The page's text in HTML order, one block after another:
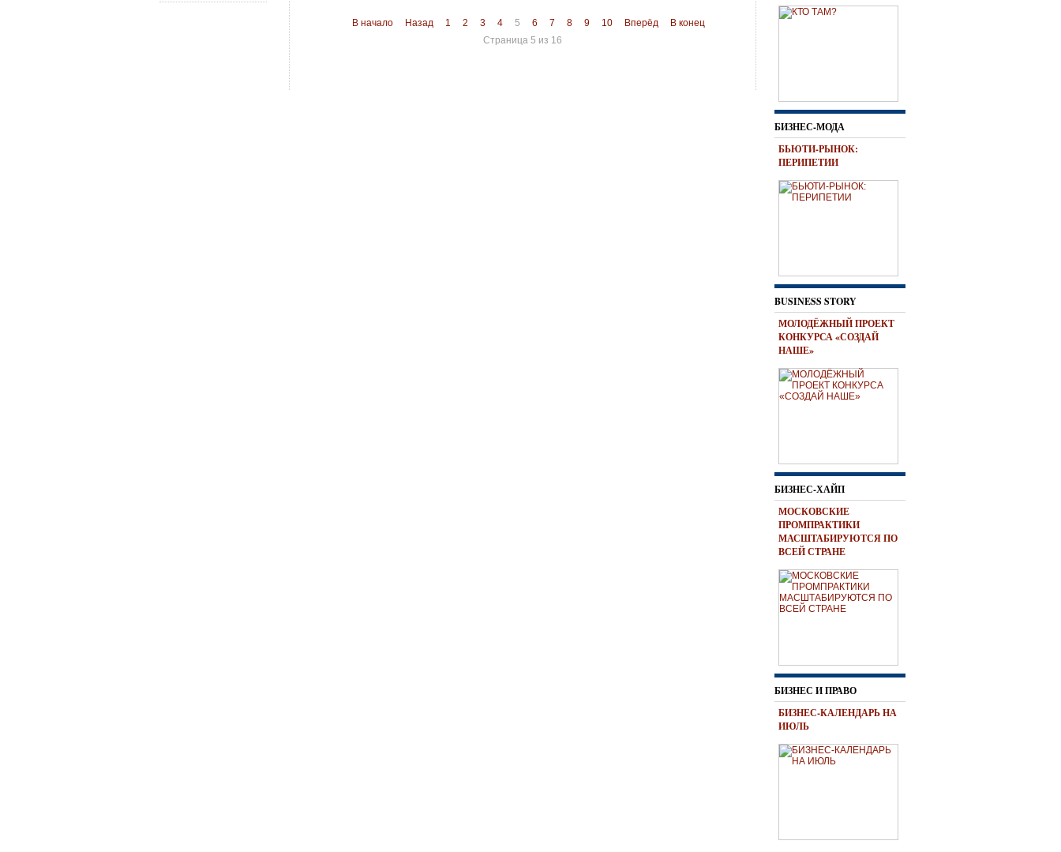
В начало Назад 1 2 3 4 5 6 7 8 9 10 Вперёд
В конец
Страница 5 из 16
БИЗНЕС-МОДА
БЬЮТИ-РЫНОК:
ПЕРИПЕТИИ
BUSINESS STORY
МОЛОДЁЖНЫЙ ПРОЕКТ
КОНКУРСА «СОЗДАЙ
НАШЕ»
БИЗНЕС-ХАЙП
МОСКОВСКИЕ
ПРОМПРАКТИКИ
МАСШТАБИРУЮТСЯ ПО
ВСЕЙ СТРАНЕ
БИЗНЕС И ПРАВО
БИЗНЕС-КАЛЕНДАРЬ НА
ИЮЛЬ